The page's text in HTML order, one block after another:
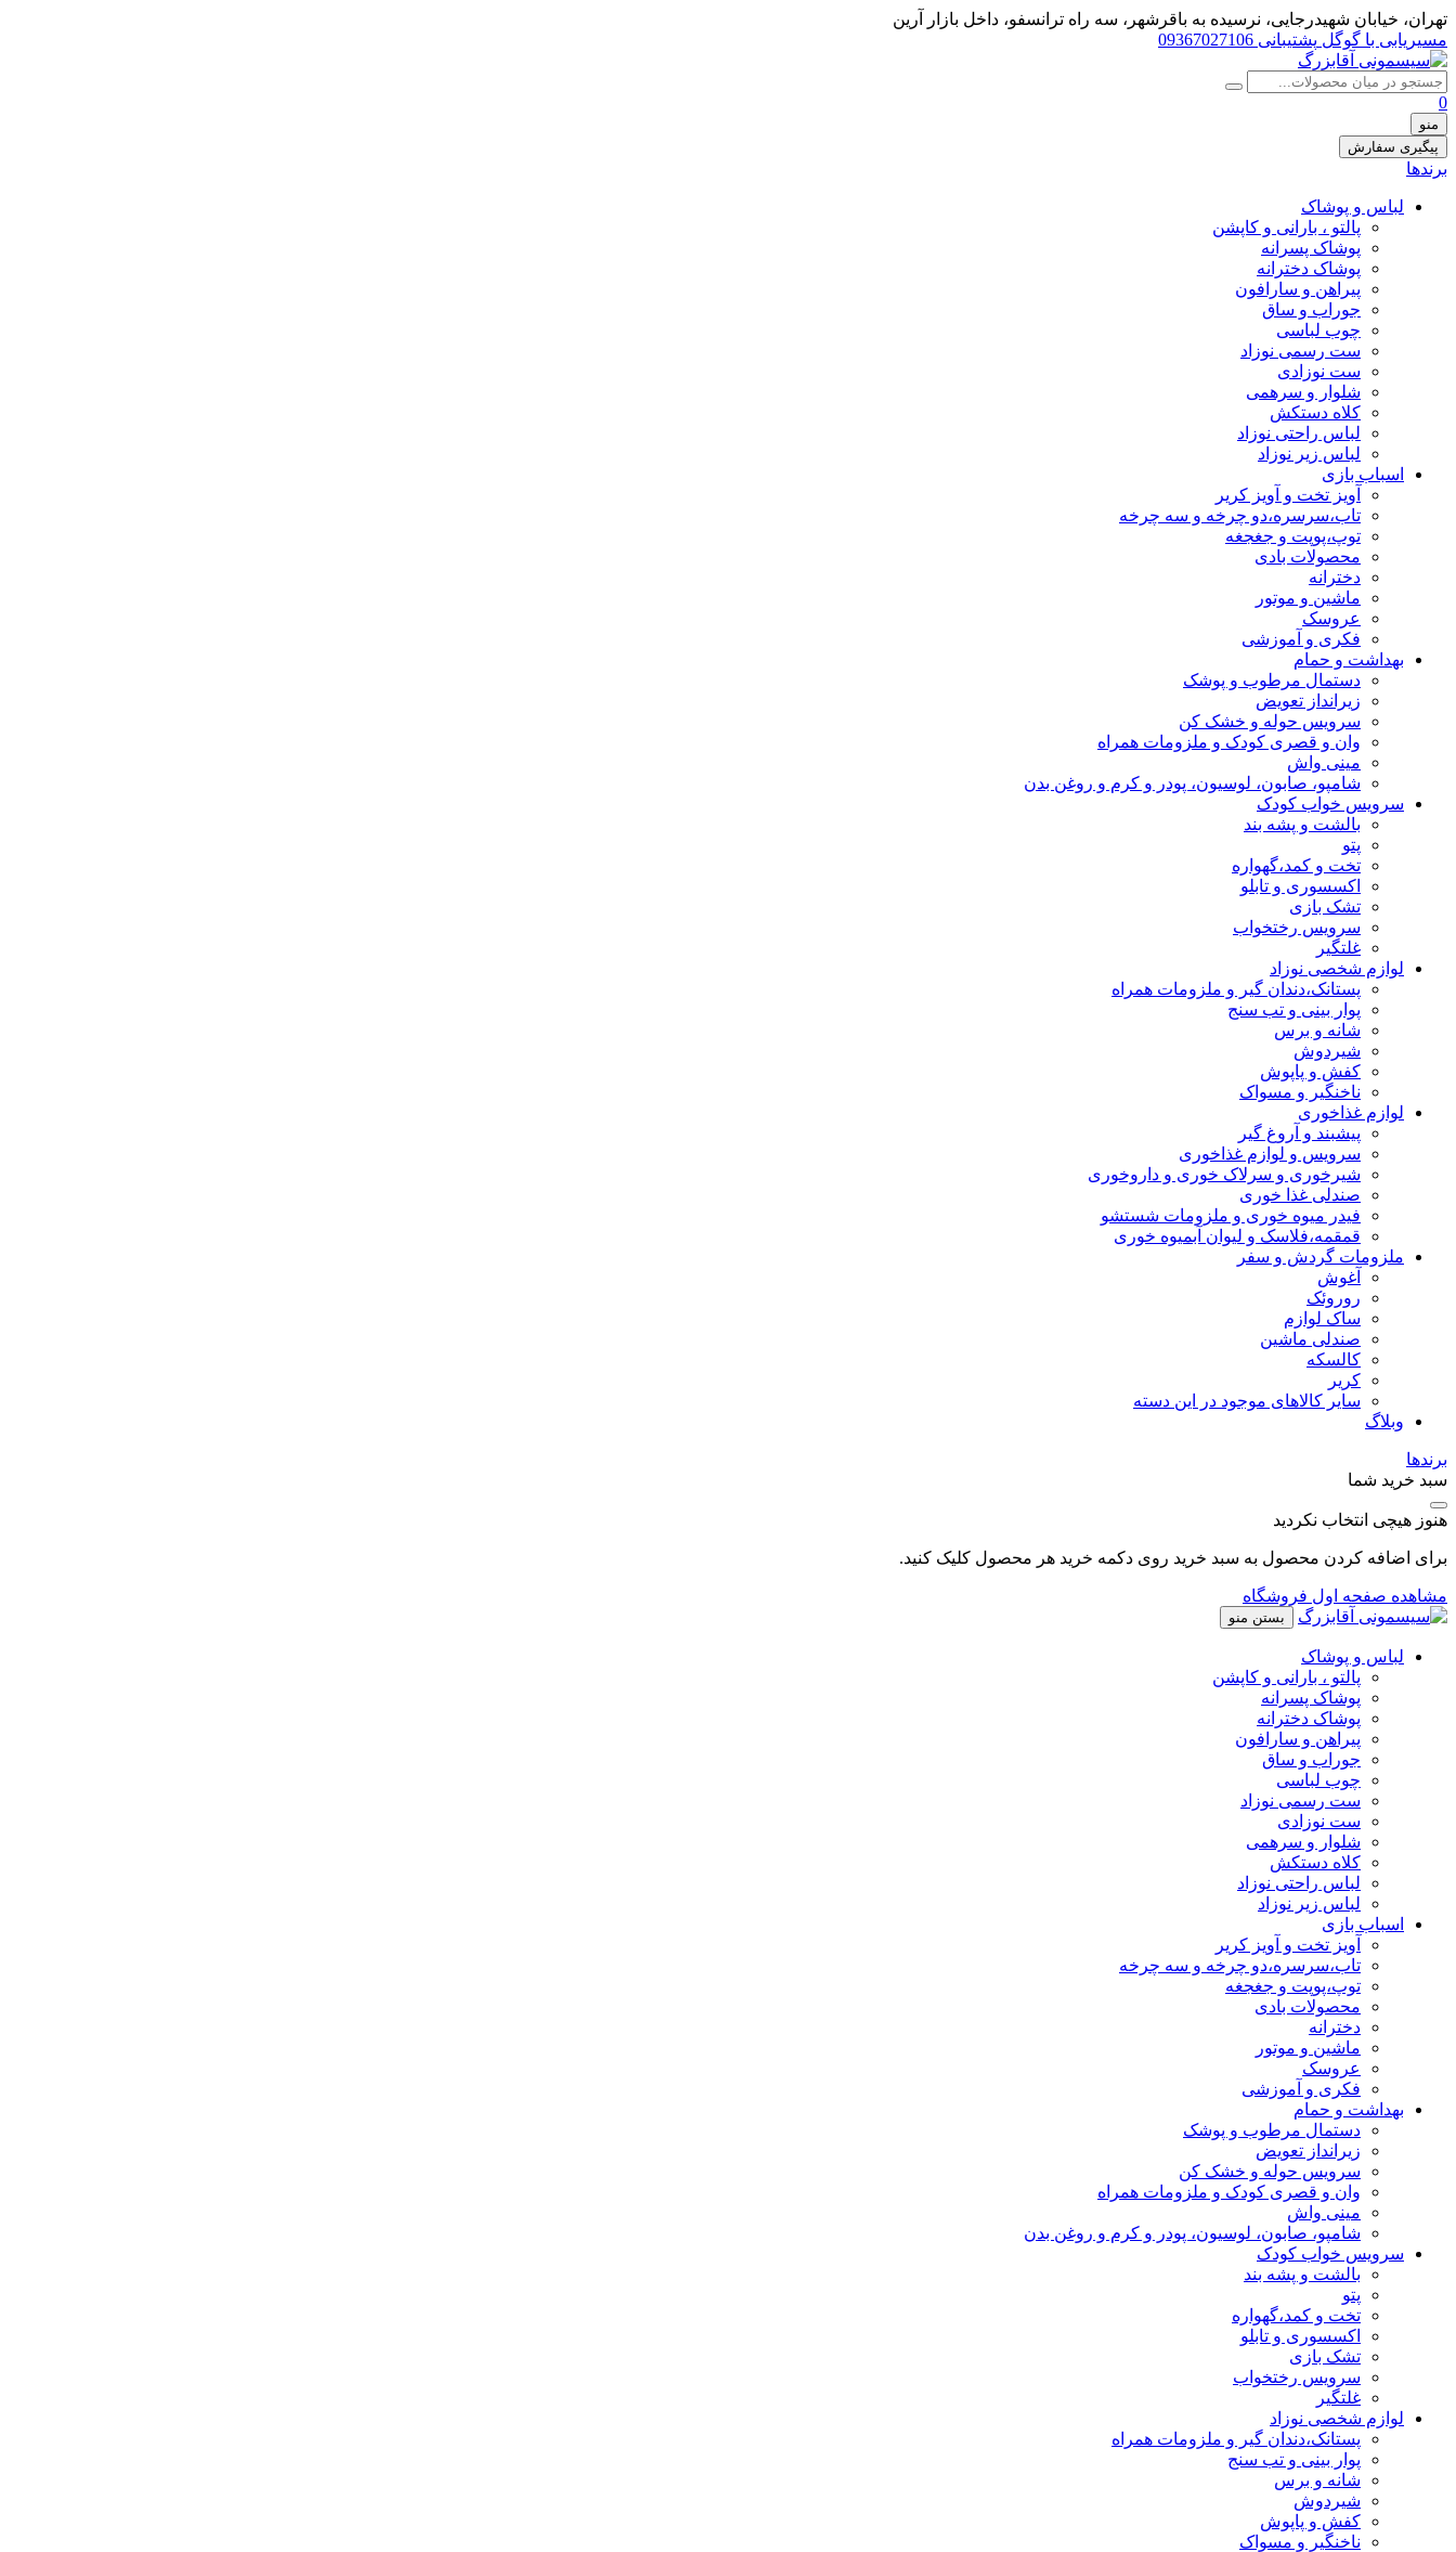
تهران، خيابان شهيدرجايى، نرسیده به باقرشهر، سه راه ترانسفو، داخل بازار آرین
مسیریابی با گوگل پشتیبانی 09367027106
0
منو
پیگیری سفارش
برندها
لباس و پوشاک
پالتو ، بارانی و کاپشن
پوشاک پسرانه
پوشاک دخترانه
پیراهن و سارافون
جوراب و ساق
چوب لباسی
ست رسمی نوزاد
ست نوزادی
شلوار و سرهمی
کلاه دستکش
لباس راحتی نوزاد
لباس زیر نوزاد
اسباب بازی
آویز تخت و آویز کریر
تاب،سرسره،دو چرخه و سه چرخه
توپ،پوپت و جغجغه
محصولات بادی
دخترانه
ماشین و موتور
عروسک
فکری و آموزشی
بهداشت و حمام
دستمال مرطوب و پوشک
زیرانداز تعویض
سرویس حوله و خشک کن
وان و قصری کودک و ملزومات همراه
مینی واش
شامپو، صابون، لوسیون، پودر و کرم و روغن بدن
سرویس خواب کودک
بالشت و پشه بند
پتو
تخت و کمد،گهواره
اکسسوری و تابلو
تشک بازی
سرویس رختخواب
غلتگیر
لوازم شخصی نوزاد
پستانک،دندان گیر و ملزومات همراه
پوار بینی و تب سنج
شانه و برس
شیردوش
کفش و پاپوش
ناخنگیر و مسواک
لوازم غذاخوری
پیشبند و آروغ گیر
سرویس و لوازم غذاخوری
شیرخوری و سرلاک خوری و داروخوری
صندلی غذا خوری
فیدر میوه خوری و ملزومات شستشو
قمقمه،فلاسک و لیوان آبمیوه خوری
ملزومات گردش و سفر
آغوش
روروئک
ساک لوازم
صندلی ماشین
کالسکه
کریر
سایر کالاهای موجود در این دسته
وبلاگ
برندها
سبد خرید شما
هنوز هیچی انتخاب نکردید
برای اضافه کردن محصول به سبد خرید روی دکمه خرید هر محصول کلیک کنید.
مشاهده صفحه اول فروشگاه
بستن منو
لباس و پوشاک
پالتو ، بارانی و کاپشن
پوشاک پسرانه
پوشاک دخترانه
پیراهن و سارافون
جوراب و ساق
چوب لباسی
ست رسمی نوزاد
ست نوزادی
شلوار و سرهمی
کلاه دستکش
لباس راحتی نوزاد
لباس زیر نوزاد
اسباب بازی
آویز تخت و آویز کریر
تاب،سرسره،دو چرخه و سه چرخه
توپ،پوپت و جغجغه
محصولات بادی
دخترانه
ماشین و موتور
عروسک
فکری و آموزشی
بهداشت و حمام
دستمال مرطوب و پوشک
زیرانداز تعویض
سرویس حوله و خشک کن
وان و قصری کودک و ملزومات همراه
مینی واش
شامپو، صابون، لوسیون، پودر و کرم و روغن بدن
سرویس خواب کودک
بالشت و پشه بند
پتو
تخت و کمد،گهواره
اکسسوری و تابلو
تشک بازی
سرویس رختخواب
غلتگیر
لوازم شخصی نوزاد
پستانک،دندان گیر و ملزومات همراه
پوار بینی و تب سنج
شانه و برس
شیردوش
کفش و پاپوش
ناخنگیر و مسواک